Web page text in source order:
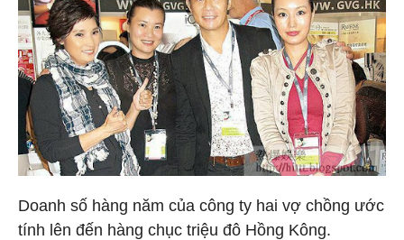
Doanh số hàng năm của công ty hai vợ chồng ước
tính lên đến hàng chục triệu đô Hồng Kông.